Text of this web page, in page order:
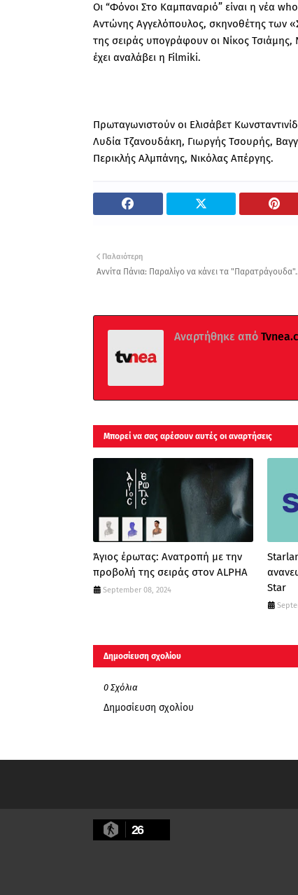
Οι “Φόνοι Στο Καμπαναριό” είναι η νέα
Αντώνης Αγγελόπουλος, σκηνοθέτης των
της σειράς υπογράφουν οι Νίκος
έχει αναλάβει η Filmiki.
Πρωταγωνιστούν οι Ελισάβετ
Λυδία Τζανουδάκη, Γιωργής Τσουρής,
Περικλής Αλμπάνης, Νικόλας Απέργης.
Παλαιότερη
Αννίτα Πάνια: Παραλίγο να κάνει τα
Αναρτήθηκε από
Μπορεί να σας αρέσουν αυτές οι αναρτήσεις
Άγιος έρωτας: Ανατροπή με την
προβολή της σειράς στον ALPHA
September 08, 2024
Star
Δημοσίευση σχολίου
0 Σχόλια
Δημοσίευση σχολίου
26